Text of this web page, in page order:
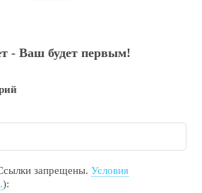
- Ваш будет первым!
запрещены.Условия
):